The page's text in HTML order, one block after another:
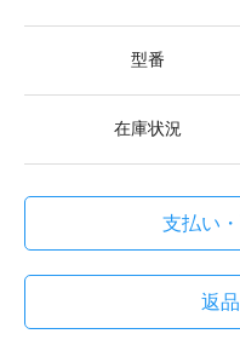
型番
在庫状況
支払い
返